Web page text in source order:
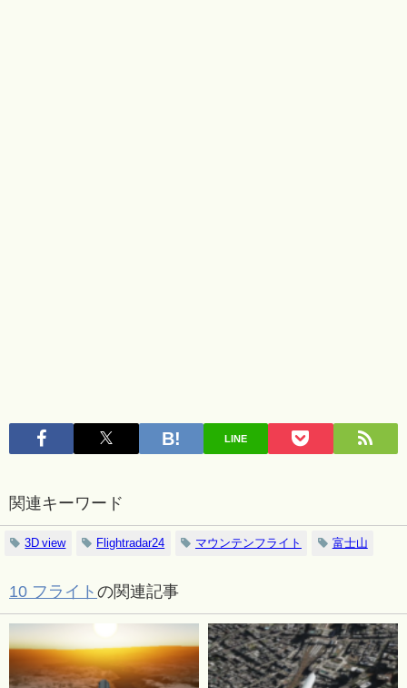
LINE
関連キーワード
3D view Flightradar24 マウンテンフライト 富士山
10 フライト の関連記事